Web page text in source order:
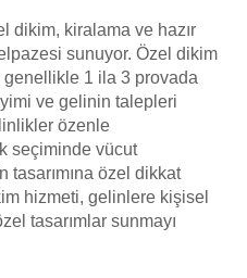
dikim, kiralama ve hazır
sunuyor. Özel dikim
genellikle 1 ila 3 provada
ve gelinin talepleri
özenle
seçiminde vücut
tasarımına özel dikkat
hizmeti, gelinlere kişisel
tasarımlar sunmayı